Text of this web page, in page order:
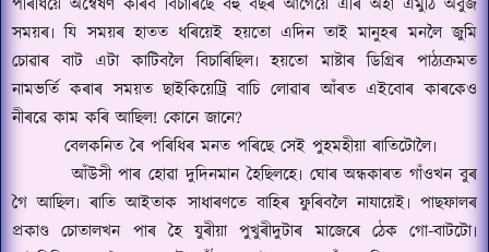
সময়ৰ৷ যি সময়ৰ হাতত ধৰিয়েই হয়তো এদিন তাই মানুহৰ মনলৈ জুমি
চোৱাৰ বাট এটা কাটিবলৈ বিচাৰিছিল৷ হয়তো মাষ্টাৰ ডিগ্ৰিৰ পাঠ্যক্ৰমত
নামভৰ্তি কৰাৰ সময়ত ছাইকিয়েট্ৰি বাচি লোৱাৰ আঁৰত এইবোৰ কাৰকেও
নীৰৱে কাম কৰি আছিল! কোনে জানে?
বেলকনিত ৰৈ পৰিধিৰ মনত পৰিছে সেই পুহমহীয়া ৰাতিটোলৈ৷
আঁউসী পাৰ হোৱা দুদিনমান হৈছিলহে৷ ঘোৰ অন্ধকাৰত গাঁওখন বুৰ
গৈ আছিল৷ ৰাতি আইতাক সাধাৰণতে বাহিৰ ফুৰিবলৈ নাযায়েই৷ পাছফালৰ
প্ৰকাণ্ড চোতালখন পাৰ হৈ যুৰীয়া পুখুৰীদুটাৰ মাজেৰে ঠেক গো-বাটটো৷